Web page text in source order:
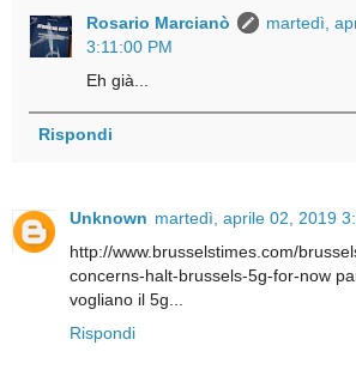
Rosario Marcianò
martedì,
3:11:00 PM
Eh già...
Rispondi
Unknown martedì, aprile 02, 2019
http://www.brusselstimes.com/
concerns-halt-brussels-5g-for-now
vogliano il 5g...
Rispondi